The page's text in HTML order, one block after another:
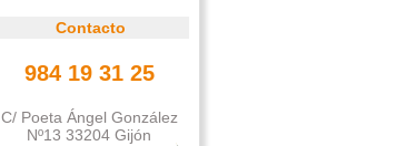
Contacto
984 19 31 25
C/ Poeta Ángel González
Nº13 33204 Gijón